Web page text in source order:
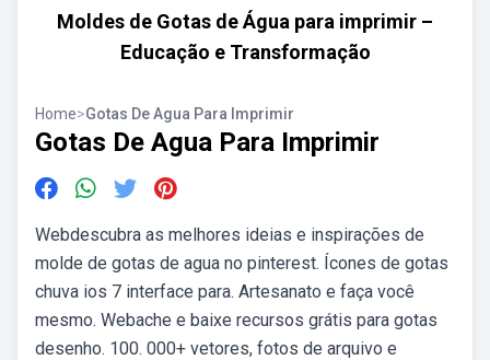
Moldes de Gotas de Água para imprimir –
Educação e Transformação
Home>Gotas De Agua Para Imprimir
Gotas De Agua Para Imprimir
Webdescubra as melhores ideias e inspirações de
molde de gotas de agua no pinterest. Ícones de gotas
chuva ios 7 interface para. Artesanato e faça você
mesmo. Webache e baixe recursos grátis para gotas
desenho. 100. 000+ vetores, fotos de arquivo e